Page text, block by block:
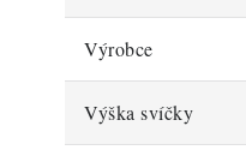
Výrobce
Výška svíčky